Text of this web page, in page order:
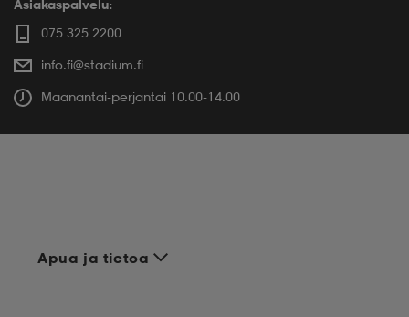
Asiakaspalvelu:
075 325 2200
info.fi@stadium.fi
Maanantai-perjantai 10.00-14.00
Apua ja tietoa